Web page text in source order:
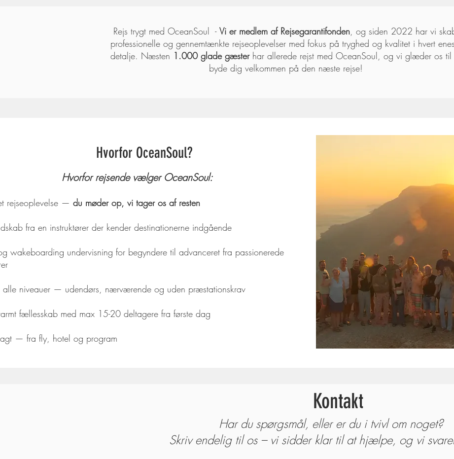
Rejs trygt med OceanSoul - Vi er medlem af Rejsegarantifonden, og siden 2022 har vi
professionelle og gennemtænkte rejseoplevelser med fokus på tryghed og kvalitet i hvert
detalje. Næsten 1.000 glade gæsterhar allerede rejst med OceanSoul, og vi glæder os til
byde dig velkommen på den næste rejse!
Hvorfor rejsende vælger OceanSoul:
rejseoplevelse — du møder op, vi tager os af resten
fra en instruktører der kender destinationerne indgående
wakeboarding undervisning for begyndere til advanceret fra passionerede
alle niveauer — udendørs, nærværende og uden præstationskrav
fællesskab med max 15-20 deltagere fra første dag
— fra fly, hotel og program
Hvorfor OceanSoul?
Kontakt
Har du spørgsmål, eller er du i tvivl om noget?
Skriv endelig til os – vi sidder klar til at hjælpe, og vi